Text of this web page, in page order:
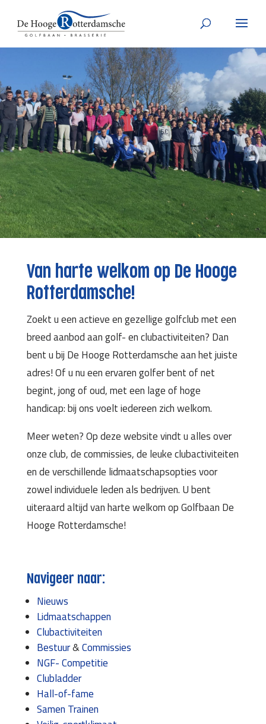
Van harte welkom op De Hooge
Rotterdamsche!
Zoekt u een actieve en gezellige golfclub met een
breed aanbod aan golf- en clubactiviteiten? Dan
bent u bij De Hooge Rotterdamsche aan het juiste
adres! Of u nu een ervaren golfer bent of net
begint, jong of oud, met een lage of hoge
handicap: bij ons voelt iedereen zich welkom.
Meer weten? Op deze website vindt u alles over
onze club, de commissies, de leuke clubactiviteiten
en de verschillende lidmaatschapsopties voor
zowel individuele leden als bedrijven. U bent
uiteraard altijd van harte welkom op Golfbaan De
Hooge Rotterdamsche!
Navigeer naar:
Nieuws
Lidmaatschappen
Clubactiviteiten
Bestuur&Commissies
NGF- Competitie
Clubladder
Hall-of-fame
Samen Trainen